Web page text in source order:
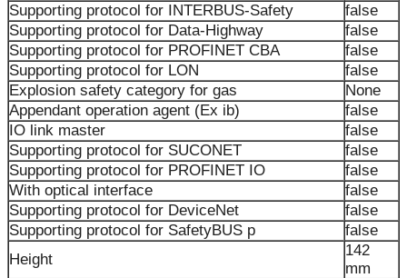
Supporting protocol for INTERBUS-Safety
false
Supporting protocol for Data-Highway
false
Supporting protocol for PROFINET CBA
false
Supporting protocol for LON
false
Explosion safety category for gas
None
Appendant operation agent (Ex ib)
false
IO link master
false
Supporting protocol for SUCONET
false
Supporting protocol for PROFINET IO
false
With optical interface
false
Supporting protocol for DeviceNet
false
Supporting protocol for SafetyBUS p
false
Height
142
mm